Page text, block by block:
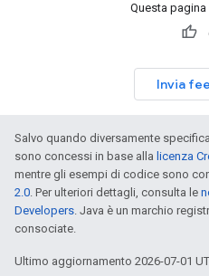
Questa pagina
Invia
Salvo quando diversamente
sono concessi in base alla licenza
mentre gli esempi di codice sono
2.0. Per ulteriori dettagli, consulta le
Developers. Java è un marchio
consociate.
Ultimo aggiornamento 2026-07-01